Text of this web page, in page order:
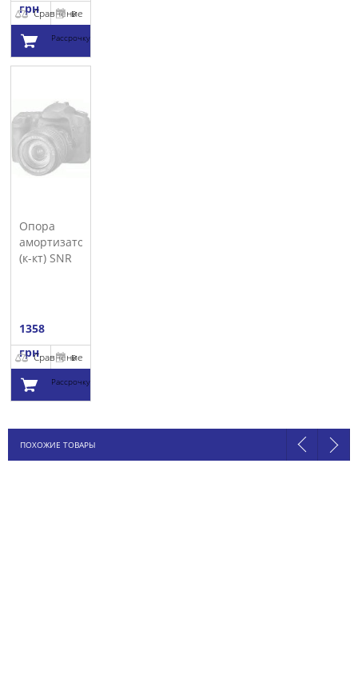
грнСравнение
В
Рассрочку
корзину
Опора
амортизатора
(к-кт) SNR
1358
грнСравнение
В
Рассрочку
корзину
ПОХОЖИЕ ТОВАРЫ